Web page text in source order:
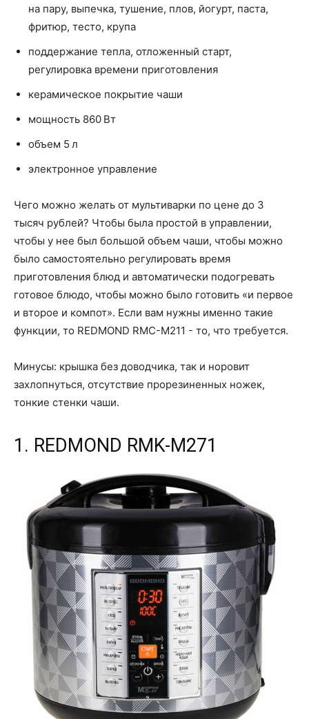
на пару, выпечка, тушение, плов, йогурт, паста,
фритюр, тесто, крупа
поддержание тепла, отложенный старт,
регулировка времени приготовления
керамическое покрытие чаши
мощность 860 Вт
объем 5 л
электронное управление
Чего можно желать от мультиварки по цене до 3
тысяч рублей? Чтобы была простой в управлении,
чтобы у нее был большой объем чаши, чтобы можно
было самостоятельно регулировать время
приготовления блюд и автоматически подогревать
готовое блюдо, чтобы можно было готовить «и первое
и второе и компот». Если вам нужны именно такие
функции, то REDMOND RMC-M211 - то, что требуется.
Минусы: крышка без доводчика, так и норовит
захлопнуться, отсутствие прорезиненных ножек,
тонкие стенки чаши.
1. REDMOND RMK-M271